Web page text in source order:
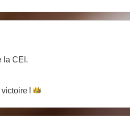
la CEI.
victoire !